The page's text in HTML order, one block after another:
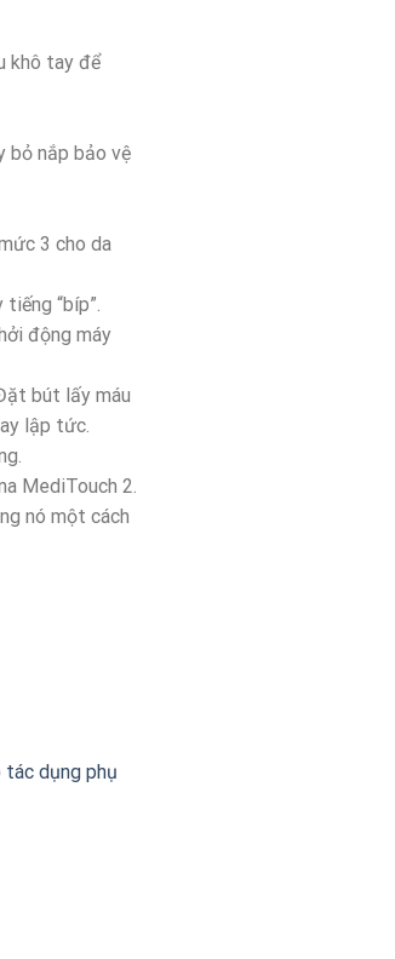
khô tay để
bỏ nắp bảo vệ
3 cho da
“bíp”.
động máy
bút lấy máu
lập tức.
MediTouch 2.
nó một cách
dụng phụ